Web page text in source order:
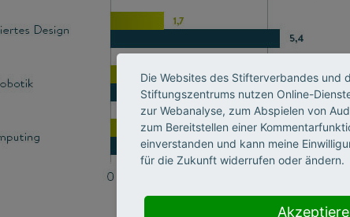
Die Websites des Stifterverbandes und
Stiftungszentrums nutzen Online-
zur Webanalyse, zum Abspielen von
zum Bereitstellen einer
einverstanden und kann meine
für die Zukunft widerrufen oder ändern.